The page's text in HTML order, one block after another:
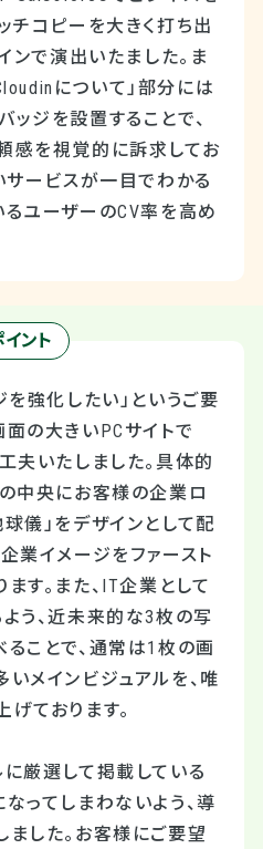
チコピーを大きく打ち出
ンで演出いたました。ま
について」部分には
ジを設置することで、
感を視覚的に訴求してお
サービスが一目でわかる
るユーザーのCV率を高め
ント
を強化したい」というご要
の大きいPCサイトで
夫いたしました。具体的
中央にお客様の企業ロ
儀」をデザインとして配
業イメージをファースト
す。また、IT企業として
う、近未来的な3枚の写
ことで、通常は1枚の画
メインビジュアルを、唯
ております。
厳選して掲載している
ってしまわないよう、導
した。お客様にご要望